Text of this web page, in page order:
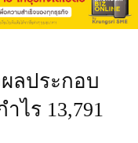
ลประกอบ
ไร 13,791